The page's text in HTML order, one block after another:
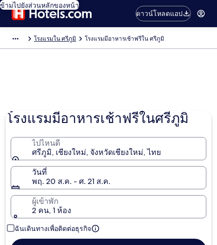
ข้ามไปยังส่วนหลักของหน้า
ดาวน์โหลดแอป
โรงแรมใน ศรีภูมิ โรงแรมมีอาหารเช้าฟรีใน ศรีภูมิ
โรงแรมมีอาหารเช้าฟรีในศรีภูมิ
ไปไหนดี
ศรีภูมิ, เชียงใหม่, จังหวัดเชียงใหม่, ไทย
วันที่
พฤ. 20 ส.ค. - ศ. 21 ส.ค.
ผู้เข้าพัก
2 คน, 1 ห้อง
ฉันเดินทางเพื่อติดต่อธุรกิจ